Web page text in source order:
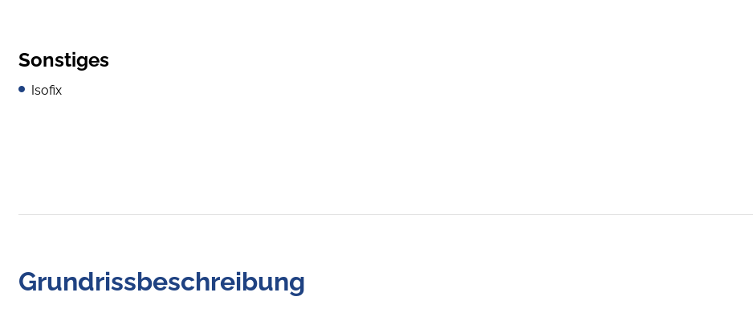
Sonstiges
Isofix
Grundrissbeschreibung